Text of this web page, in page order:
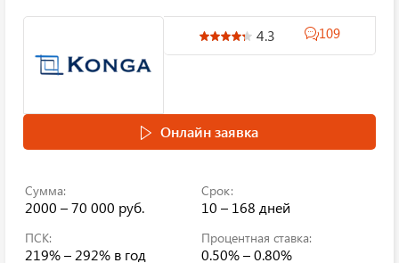
4.3 109
Онлайн заявка
Сумма:
2000 – 70 000 руб.
Срок:
10 – 168 дней
ПСК:
219% – 292% в год
Процентная ставка:
0.50% – 0.80%